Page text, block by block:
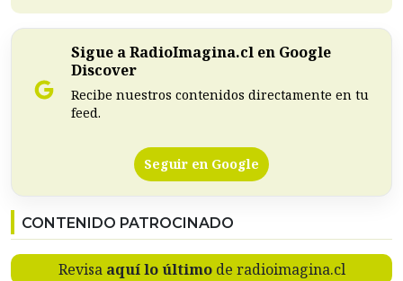
Sigue a RadioImagina.cl en Google
Discover
Recibe nuestros contenidos directamente en tu
feed.
Seguir en Google
CONTENIDO PATROCINADO
Revisa aquí lo últimode radioimagina.cl